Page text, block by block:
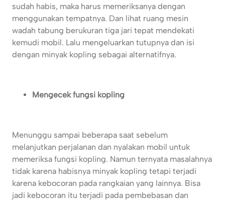
sudah habis, maka harus memeriksanya dengan
menggunakan tempatnya. Dan lihat ruang mesin
wadah tabung berukuran tiga jari tepat mendekati
kemudi mobil. Lalu mengeluarkan tutupnya dan isi
dengan minyak kopling sebagai alternatifnya.
Mengecek fungsi kopling
Menunggu sampai beberapa saat sebelum
melanjutkan perjalanan dan nyalakan mobil untuk
memeriksa fungsi kopling. Namun ternyata masalahnya
tidak karena habisnya minyak kopling tetapi terjadi
karena kebocoran pada rangkaian yang lainnya. Bisa
jadi kebocoran itu terjadi pada pembebasan dan